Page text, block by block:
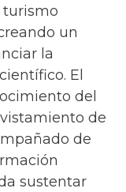
turismo
un
la
El
del
de
de
sustentar